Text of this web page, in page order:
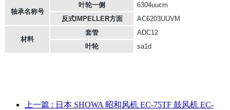
轴承名称号
叶轮一侧
6304uucm
反式IMPELLER方面
AC6203UUVM
材料
套管
ADC12
叶轮
sa1d
上一篇 : 日本 SHOWA 昭和风机 EC-75TF 鼓风机 EC-